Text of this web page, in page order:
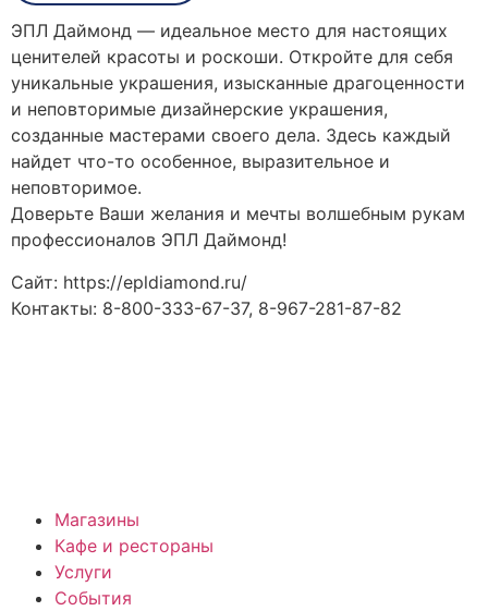
ЭПЛ Даймонд — идеальное место для настоящих
ценителей красоты и роскоши. Откройте для себя
уникальные украшения, изысканные драгоценности
и неповторимые дизайнерские украшения,
созданные мастерами своего дела. Здесь каждый
найдет что-то особенное, выразительное и
неповторимое.
Доверьте Ваши желания и мечты волшебным рукам
профессионалов ЭПЛ Даймонд!
Сайт: https://epldiamond.ru/
Контакты: 8-800-333-67-37, 8-967-281-87-82
Магазины
Кафе и рестораны
Услуги
События